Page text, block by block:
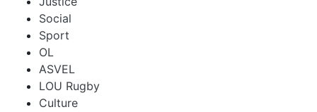
Social
Sport
OL
ASVEL
LOU Rugby
Culture